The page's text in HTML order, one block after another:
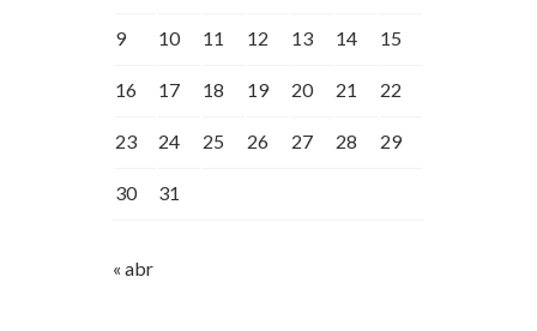
9 10 11 12 13 14 15
16 17 18 19 20 21 22
23 24 25 26 27 28 29
30 31
« abr